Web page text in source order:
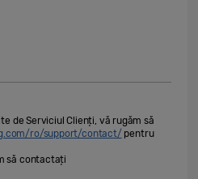
de Serviciul Clienți, vă rugăm să
ro/support/contact/ pentru
să contactați